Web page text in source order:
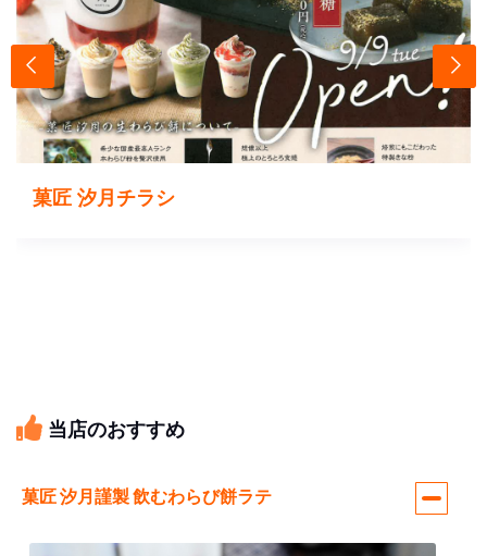
菓匠 汐月チラシ
当店のおすすめ
菓匠 汐月謹製 飲むわらび餅ラテ